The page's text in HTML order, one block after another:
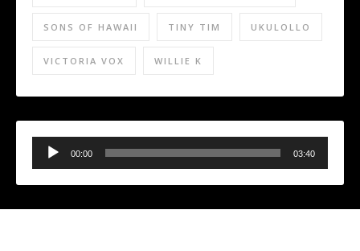
SONS OF HAWAII TINY TIM UKULOLLO
VICTORIA VOX WILLIE K
Audio
Player
00:00 03:40